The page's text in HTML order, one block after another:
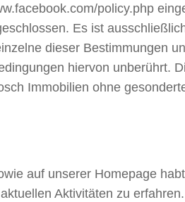
policy.php
Es ist
dieser Bestimmungen
hiervon unberührt.
Immobilien ohne
auf unserer Homepage
Aktivitäten zu